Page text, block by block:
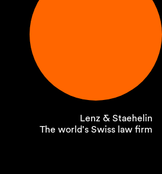
Lenz & Staehelin
The world's Swiss law firm